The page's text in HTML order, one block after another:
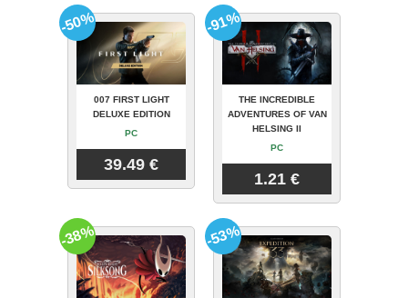
007 FIRST LIGHT
DELUXE EDITION
PC
39.49 €
-50%
THE INCREDIBLE
ADVENTURES OF VAN
HELSING II
PC
1.21 €
-91%
-38% -53%